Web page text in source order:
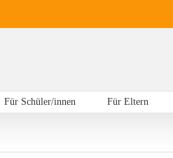
Für Schüler/innen Für Eltern